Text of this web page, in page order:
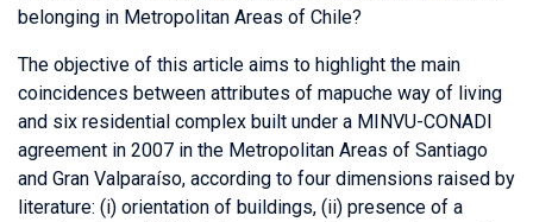
belonging in Metropolitan Areas of Chile?
The objective of this article aims to highlight the main
coincidences between attributes of mapuche way of living
and six residential complex built under a MINVU-CONADI
agreement in 2007 in the Metropolitan Areas of Santiago
and Gran Valparaíso, according to four dimensions raised by
literature: (i) orientation of buildings, (ii) presence of a